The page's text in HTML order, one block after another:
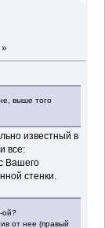
выше того
известный в
все:
Вашего
стенки.
ой?
от нее (правый